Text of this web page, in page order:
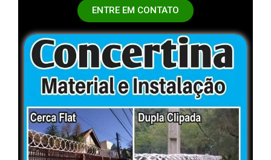
ENTRE EM CONTATO